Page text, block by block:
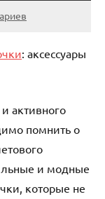
: аксессуары
активного
помнить о
и модные
которые не